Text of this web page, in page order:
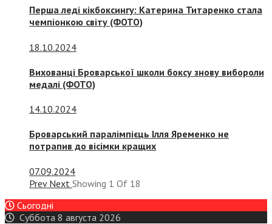
Перша леді кікбоксингу: Катерина Титаренко стала
чемпіонкою світу (ФОТО)
18.10.2024
Вихованці Броварської школи боксу знову вибороли
медалі (ФОТО)
14.10.2024
Броварський паралімпієць Ілля Яременко не
потрапив до вісімки кращих
07.09.2024
Prev Next Showing 1 Of 18
Сьогодні
Суббота 8 августа 2026